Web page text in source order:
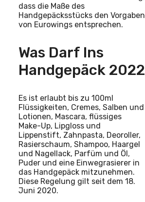
dass die Maße des
Handgepäcksstücks den Vorgaben
von Eurowings entsprechen.
Was Darf Ins
Handgepäck 2022
Es ist erlaubt bis zu 100ml
Flüssigkeiten, Cremes, Salben und
Lotionen, Mascara, flüssiges
Make-Up, Lipgloss und
Lippenstift, Zahnpasta, Deoroller,
Rasierschaum, Shampoo, Haargel
und Nagellack, Parfüm und Öl,
Puder und eine Einwegrasierer in
das Handgepäck mitzunehmen.
Diese Regelung gilt seit dem 18.
Juni 2020.